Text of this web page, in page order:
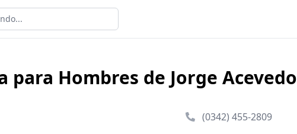
para Hombres de Jorge Acevedo
(0342) 455-2809